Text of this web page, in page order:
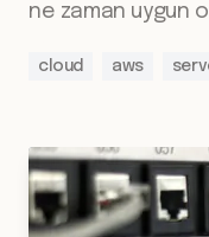
ne zaman uygun
cloud aws